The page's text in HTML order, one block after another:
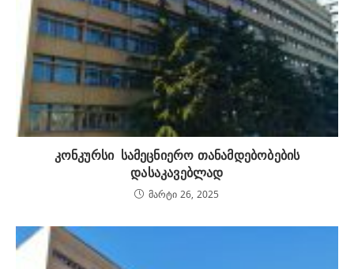
კონკურსი სამეცნიერო თანამდებობების
დასაკავებლად
მარტი 26, 2025